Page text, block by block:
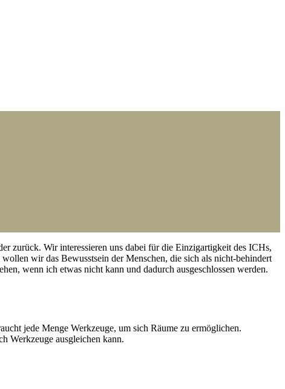
zurück. Wir interessieren uns dabei für die Einzigartigkeit des ICHs,
wir das Bewusstsein der Menschen, die sich als nicht-behindert
wenn ich etwas nicht kann und dadurch ausgeschlossen werden.
jede Menge Werkzeuge, um sich Räume zu ermöglichen.
Werkzeuge ausgleichen kann.